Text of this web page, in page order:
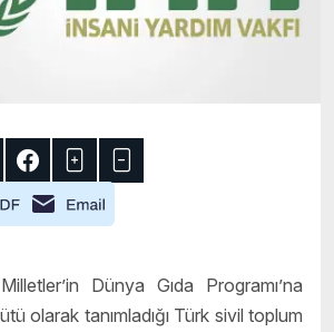
Dünya Gıda Programı’na
olarak tanımladığı Türk sivil toplum